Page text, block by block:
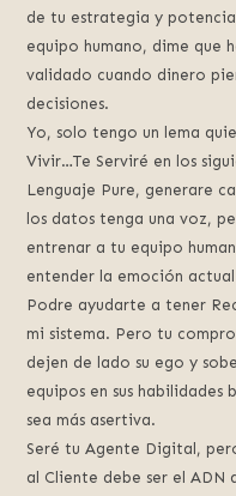
de tu estrategia y
equipo humano, dime que
validado cuando dinero
decisiones.
Yo, solo tengo un lema
Vivir…Te Serviré en los
Lenguaje Pure, generare
los datos tenga una voz,
entrenar a tu equipo
entender la emoción
Podre ayudarte a tener
mi sistema. Pero tu
dejen de lado su ego y
equipos en sus
sea más asertiva.
Seré tu Agente Digital,
al Cliente debe ser el ADN